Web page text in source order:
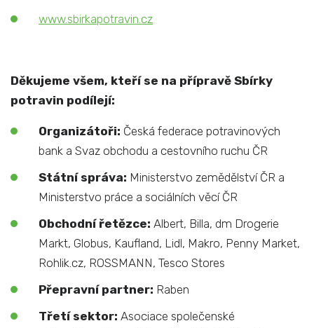
www.sbirkapotravin.cz
Děkujeme všem, kteří se na přípravě Sbírky
potravin podílejí:
Organizátoři: Česká federace potravinových
bank a Svaz obchodu a cestovního ruchu ČR
Státní správa: Ministerstvo zemědělství ČR a
Ministerstvo práce a sociálních věcí ČR
Obchodní řetězce: Albert, Billa, dm Drogerie
Markt, Globus, Kaufland, Lidl, Makro, Penny Market,
Rohlik.cz, ROSSMANN, Tesco Stores
Přepravní partner: Raben
Třetí sektor: Asociace společenské